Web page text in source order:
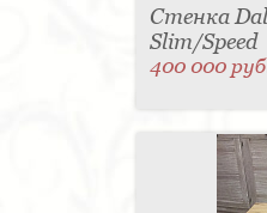
Стенка
Slim/Speed
400 000